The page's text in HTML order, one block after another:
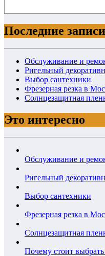
Последние записи
Обслуживание и
Ригельный
Выбор сантехники
Фрезерная резка в
Солнцезащитная
Это интересно
Обслуживание и
Ригельный
Выбор сантехники
Фрезерная резка в
Солнцезащитная
Почему стоит